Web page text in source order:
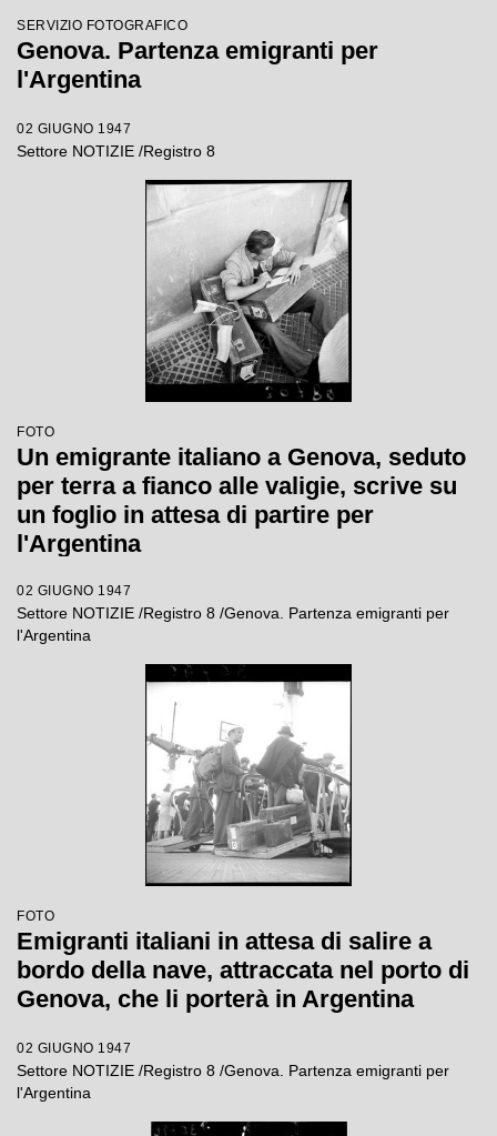
SERVIZIO FOTOGRAFICO
Genova. Partenza emigranti per
l'Argentina
02 GIUGNO 1947
Settore NOTIZIE /Registro 8
FOTO
Un emigrante italiano a Genova, seduto
per terra a fianco alle valigie, scrive su
un foglio in attesa di partire per
l'Argentina
02 GIUGNO 1947
Settore NOTIZIE /Registro 8 /Genova. Partenza emigranti per
l'Argentina
FOTO
Emigranti italiani in attesa di salire a
bordo della nave, attraccata nel porto di
Genova, che li porterà in Argentina
02 GIUGNO 1947
Settore NOTIZIE /Registro 8 /Genova. Partenza emigranti per
l'Argentina